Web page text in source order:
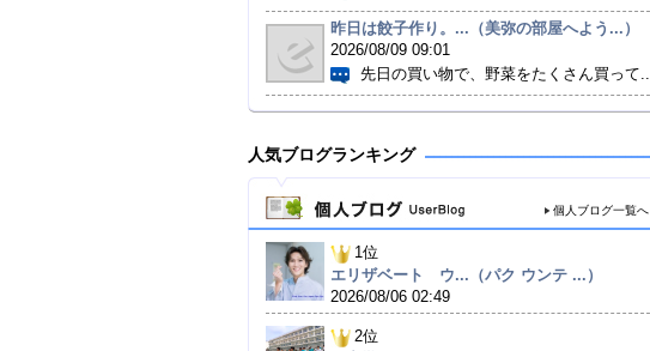
昨日は餃子作り。...（美弥の部屋へよう...）
2026/08/09 09:01
先日の買い物で、野菜をたくさん買って...
人気ブログランキング
個人ブログ一覧へ
1位
エリザベート ウ...（パク ウンテ ...）
2026/08/06 02:49
2位